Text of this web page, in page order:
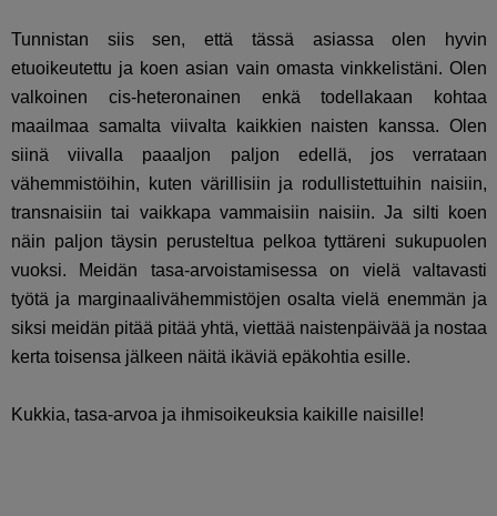
Tunnistan siis sen, että tässä asiassa olen hyvin
etuoikeutettu ja koen asian vain omasta vinkkelistäni. Olen
valkoinen cis-heteronainen enkä todellakaan kohtaa
maailmaa samalta viivalta kaikkien naisten kanssa. Olen
siinä viivalla paaaljon paljon edellä, jos verrataan
vähemmistöihin, kuten värillisiin ja rodullistettuihin naisiin,
transnaisiin tai vaikkapa vammaisiin naisiin. Ja silti koen
näin paljon täysin perusteltua pelkoa tyttäreni sukupuolen
vuoksi. Meidän tasa-arvoistamisessa on vielä valtavasti
työtä ja marginaalivähemmistöjen osalta vielä enemmän ja
siksi meidän pitää pitää yhtä, viettää naistenpäivää ja nostaa
kerta toisensa jälkeen näitä ikäviä epäkohtia esille.
Kukkia, tasa-arvoa ja ihmisoikeuksia kaikille naisille!